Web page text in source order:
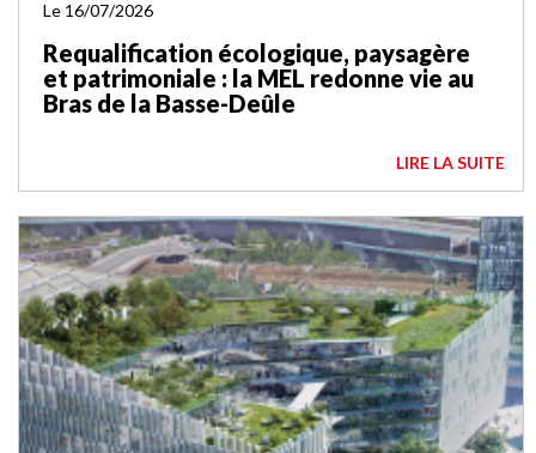
Le 16/07/2026
Requalification écologique, paysagère
et patrimoniale : la MEL redonne vie au
Bras de la Basse-Deûle
LIRE LA SUITE